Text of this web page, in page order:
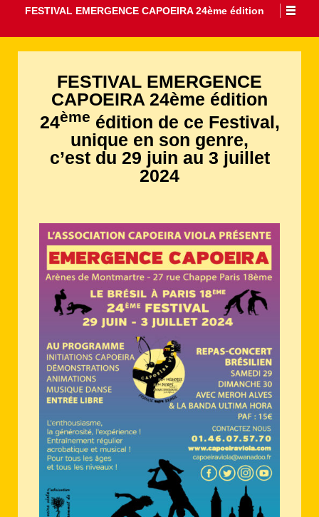
FESTIVAL EMERGENCE CAPOEIRA 24ème édition
FESTIVAL EMERGENCE
CAPOEIRA 24ème édition
24ème édition de ce Festival,
unique en son genre,
c’est du 29 juin au 3 juillet
2024